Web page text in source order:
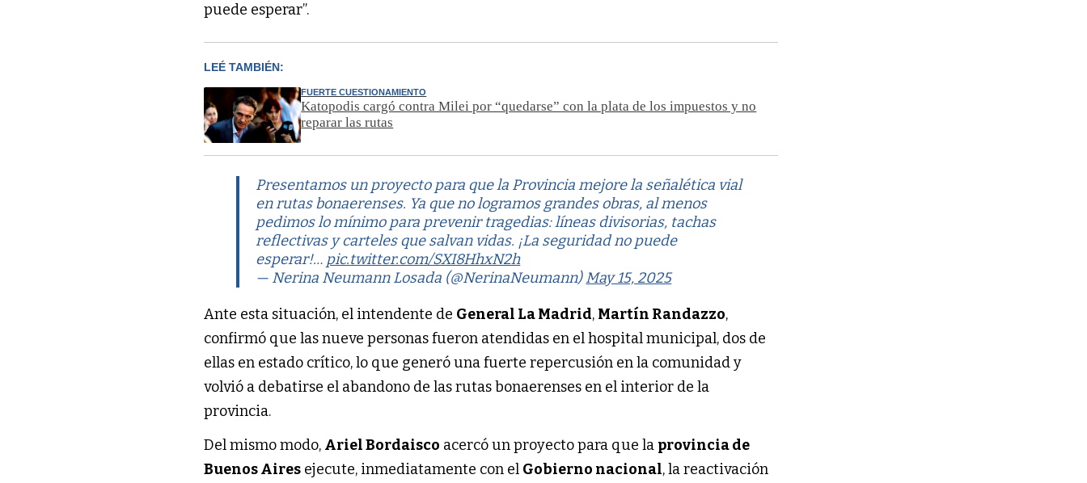
puede esperar”.
LEÉ TAMBIÉN:
FUERTE CUESTIONAMIENTO
Katopodis cargó contra Milei por “quedarse” con la plata de los impuestos y no
reparar las rutas
Presentamos un proyecto para que la Provincia mejore la señalética vial
en rutas bonaerenses. Ya que no logramos grandes obras, al menos
pedimos lo mínimo para prevenir tragedias: líneas divisorias, tachas
reflectivas y carteles que salvan vidas. ¡La seguridad no puede
esperar!… pic.twitter.com/SXI8HhxN2h
— Nerina Neumann Losada (@NerinaNeumann)May 15, 2025
Ante esta situación, el intendente de General La Madrid, Martín Randazzo,
confirmó que las nueve personas fueron atendidas en el hospital municipal, dos de
ellas en estado crítico, lo que generó una fuerte repercusión en la comunidad y
volvió a debatirse el abandono de las rutas bonaerenses en el interior de la
provincia.
Del mismo modo, Ariel Bordaisco acercó un proyecto para que la provincia de
Buenos Aires ejecute, inmediatamente con el Gobierno nacional, la reactivación